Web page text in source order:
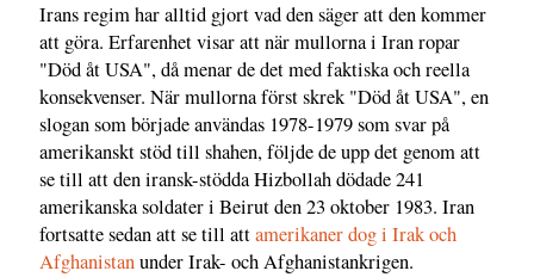
Irans regim har alltid gjort vad den säger att den kommer
att göra. Erfarenhet visar att när mullorna i Iran ropar
"Död åt USA", då menar de det med faktiska och reella
konsekvenser. När mullorna först skrek "Död åt USA", en
slogan som började användas 1978-1979 som svar på
amerikanskt stöd till shahen, följde de upp det genom att
se till att den iransk-stödda Hizbollah dödade 241
amerikanska soldater i Beirut den 23 oktober 1983. Iran
fortsatte sedan att se till attamerikaner dog i Irak och
Afghanistanunder Irak- och Afghanistankrigen.